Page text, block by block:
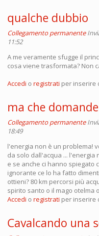
qualche dubbio
Collegamento permanente
11:52
A me veramente sfugge il
cosa viene trasformata? Non
Accedi o registrati per inserire
ma che
Collegamento permanente
18:49
l'energia non è un problema!
da solo dall'acqua ... l'energia
e se anche ci hanno spiegato
ignorante ce lo ha fatto
ottieni? 80 km percorsi più
spirito santo o il mago otelma
Accedi o registrati per inserire
Cavalcando una